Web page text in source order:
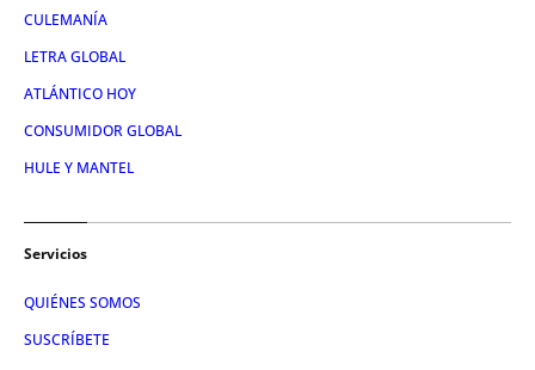
CULEMANÍA
LETRA GLOBAL
ATLÁNTICO HOY
CONSUMIDOR GLOBAL
HULE Y MANTEL
Servicios
QUIÉNES SOMOS
SUSCRÍBETE